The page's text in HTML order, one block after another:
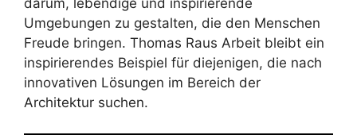
darum, lebendige und inspirierende
Umgebungen zu gestalten, die den Menschen
Freude bringen. Thomas Raus Arbeit bleibt ein
inspirierendes Beispiel für diejenigen, die nach
innovativen Lösungen im Bereich der
Architektur suchen.